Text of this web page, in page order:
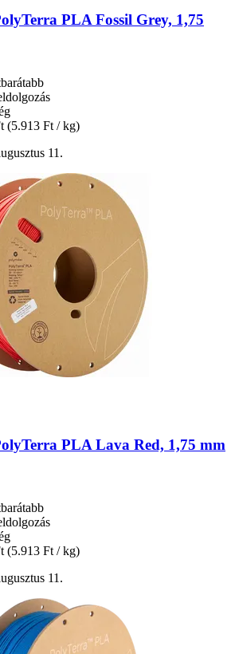
PLA Fossil Grey, 1,75
(5.913 Ft / kg)
11.
PLA Lava Red, 1,75 mm
(5.913 Ft / kg)
11.